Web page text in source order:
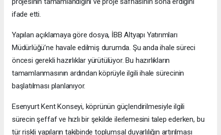
ifade etti.
Yapılan açıklamaya göre dosya, İBB Altyapı Yatırımları
Müdürlüğü’ne havale edilmiş durumda. Şu anda ihale süreci
öncesi gerekli hazırlıklar yürütülüyor. Bu hazırlıkların
tamamlanmasının ardından köprüyle ilgili ihale sürecinin
başlatılması planlanıyor.
Esenyurt Kent Konseyi, köprünün güçlendirilmesiyle ilgili
sürecin şeffaf ve hızlı bir şekilde ilerlemesini talep ederken, bu
tür riskli yapıların takibinde toplumsal duyarlılığın artırılması